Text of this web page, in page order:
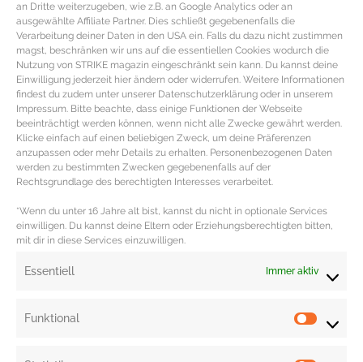
an Dritte weiterzugeben, wie z.B. an Google Analytics oder an
ausgewählte Affiliate Partner. Dies schließt gegebenenfalls die
Verarbeitung deiner Daten in den USA ein. Falls du dazu nicht zustimmen
magst, beschränken wir uns auf die essentiellen Cookies wodurch die
Nutzung von STRIKE magazin eingeschränkt sein kann. Du kannst deine
Einwilligung jederzeit hier ändern oder widerrufen. Weitere Informationen
findest du zudem unter unserer Datenschutzerklärung oder in unserem
Impressum. Bitte beachte, dass einige Funktionen der Webseite
beeinträchtigt werden können, wenn nicht alle Zwecke gewährt werden.
Klicke einfach auf einen beliebigen Zweck, um deine Präferenzen
anzupassen oder mehr Details zu erhalten. Personenbezogenen Daten
werden zu bestimmten Zwecken gegebenenfalls auf der
Rechtsgrundlage des berechtigten Interesses verarbeitet.
*Wenn du unter 16 Jahre alt bist, kannst du nicht in optionale Services
einwilligen. Du kannst deine Eltern oder Erziehungsberechtigten bitten,
mit dir in diese Services einzuwilligen.
Essentiell Immer aktiv
Funktional
PERFEKTER TEINT – Getönte
Getönte BB Cremes für den ebenmäßigen Teint Getönte
denn der Teint wird
MEHR DAZU »